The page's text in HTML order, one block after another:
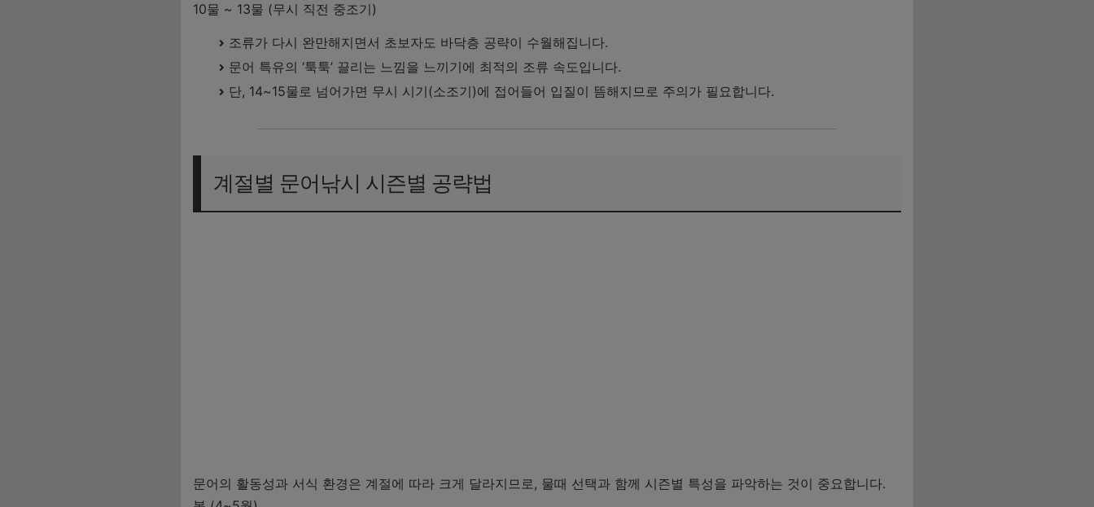
10물 ~ 13물 (무시 직전 중조기)
조류가 다시 완만해지면서 초보자도 바닥층 공략이 수월해집니다.
문어 특유의 ‘툭툭’ 끌리는 느낌을 느끼기에 최적의 조류 속도입니다.
단, 14~15물로 넘어가면 무시 시기(소조기)에 접어들어 입질이 뜸해지므로 주의가 필요합니다.
계절별 문어낚시 시즌별 공략법
문어의 활동성과 서식 환경은 계절에 따라 크게 달라지므로, 물때 선택과 함께 시즌별 특성을 파악하는 것이 중요합니다.